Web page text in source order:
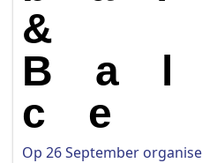
&
ce
Op 26 September